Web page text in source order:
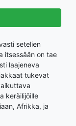
setelien
itsessään on tae
laajeneva
tukevat
keräilijöille
Afrikka, ja